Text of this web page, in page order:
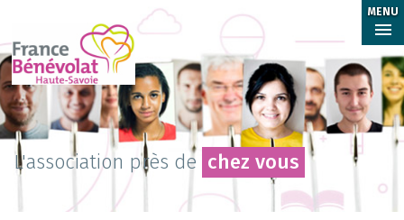
MENU
L'association près de chez vous